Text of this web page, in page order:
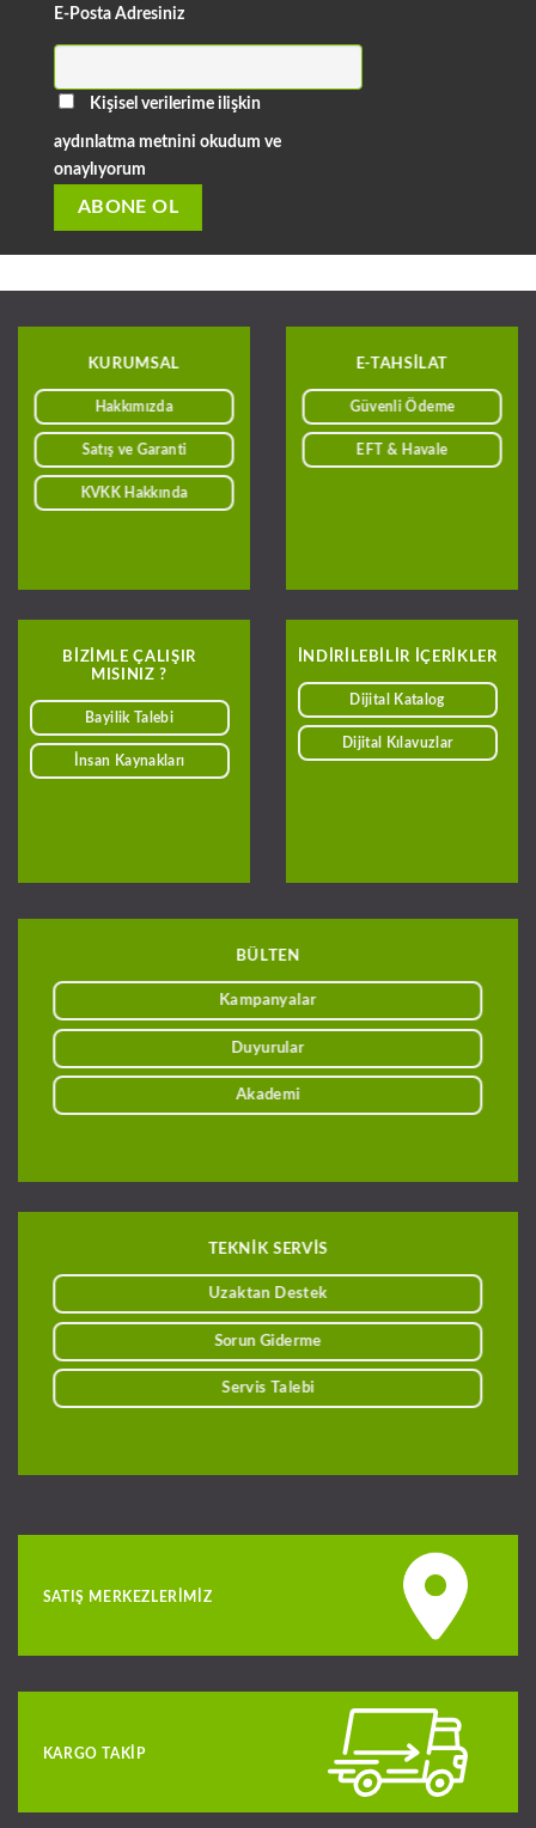
E-Posta Adresiniz
Kişisel verilerime ilişkin
aydınlatma metnini okudum ve
onaylıyorum
KURUMSAL
Hakkımızda
Satış ve Garanti
KVKK Hakkında
BIZIMLE ÇALIŞIR
MISINIZ ?
Bayilik Talebi
İnsan Kaynakları
E-TAHSILAT
Güvenli Ödeme
EFT & Havale
INDIRILEBILIR IÇERIKLER
Dijital Katalog
Dijital Kılavuzlar
BÜLTEN
Kampanyalar
Duyurular
Akademi
TEKNİK SERVİS
Uzaktan Destek
Sorun Giderme
Servis Talebi
SATIŞ MERKEZLERIMIZ
KARGO TAKIP